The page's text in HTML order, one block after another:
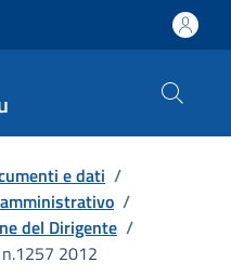
e dati /
/
del Dirigente /
2012